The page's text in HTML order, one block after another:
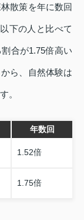
散策を年に数回
下の人と比べて
合が1.75倍高い
ら、自然体験は
。
年数回
1.52倍
1.75倍